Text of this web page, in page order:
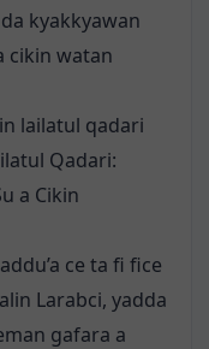
kyakkyawan
cikin watan
lailatul qadari
Qadari:
a Cikin
ce ta fi fice
Larabci, yadda
gafara a